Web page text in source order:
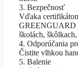
3. Bezpečnosť
Vďaka
GREENGUARD
školách,
4. Odporúčania
Čistite vlhkou
5. Balenie